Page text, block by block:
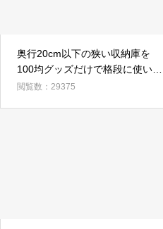
奥行20cm以下の狭い収納庫を
100均グッズだけで格段に使いや
すく！
閲覧数：29375